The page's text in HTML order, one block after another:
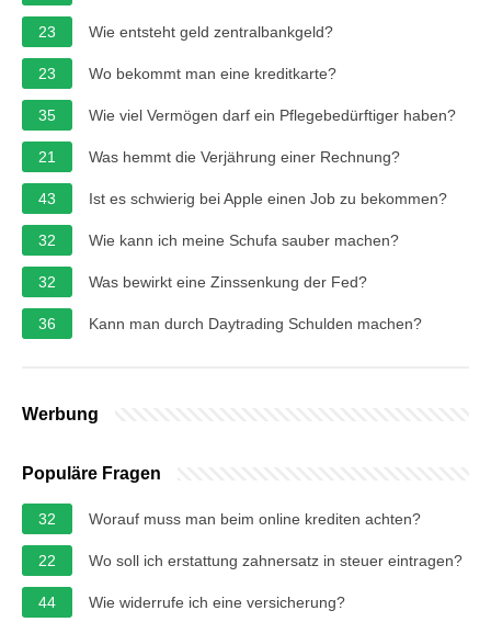
23 Wie entsteht geld zentralbankgeld?
23 Wo bekommt man eine kreditkarte?
35 Wie viel Vermögen darf ein Pflegebedürftiger haben?
21 Was hemmt die Verjährung einer Rechnung?
43 Ist es schwierig bei Apple einen Job zu bekommen?
32 Wie kann ich meine Schufa sauber machen?
32 Was bewirkt eine Zinssenkung der Fed?
36 Kann man durch Daytrading Schulden machen?
Werbung
Populäre Fragen
32 Worauf muss man beim online krediten achten?
22 Wo soll ich erstattung zahnersatz in steuer eintragen?
44 Wie widerrufe ich eine versicherung?